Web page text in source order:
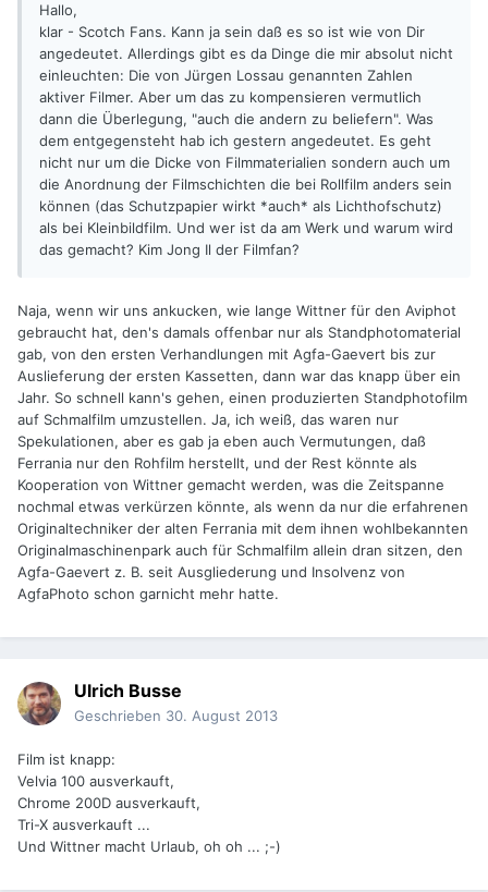
Hallo,
klar - Scotch Fans. Kann ja sein daß es so ist wie von Dir
angedeutet. Allerdings gibt es da Dinge die mir absolut nicht
einleuchten: Die von Jürgen Lossau genannten Zahlen
aktiver Filmer. Aber um das zu kompensieren vermutlich
dann die Überlegung, "auch die andern zu beliefern". Was
dem entgegensteht hab ich gestern angedeutet. Es geht
nicht nur um die Dicke von Filmmaterialien sondern auch um
die Anordnung der Filmschichten die bei Rollfilm anders sein
können (das Schutzpapier wirkt *auch* als Lichthofschutz)
als bei Kleinbildfilm. Und wer ist da am Werk und warum wird
das gemacht? Kim Jong Il der Filmfan?
Naja, wenn wir uns ankucken, wie lange Wittner für den Aviphot
gebraucht hat, den's damals offenbar nur als Standphotomaterial
gab, von den ersten Verhandlungen mit Agfa-Gaevert bis zur
Auslieferung der ersten Kassetten, dann war das knapp über ein
Jahr. So schnell kann's gehen, einen produzierten Standphotofilm
auf Schmalfilm umzustellen. Ja, ich weiß, das waren nur
Spekulationen, aber es gab ja eben auch Vermutungen, daß
Ferrania nur den Rohfilm herstellt, und der Rest könnte als
Kooperation von Wittner gemacht werden, was die Zeitspanne
nochmal etwas verkürzen könnte, als wenn da nur die erfahrenen
Originaltechniker der alten Ferrania mit dem ihnen wohlbekannten
Originalmaschinenpark auch für Schmalfilm allein dran sitzen, den
Agfa-Gaevert z. B. seit Ausgliederung und Insolvenz von
AgfaPhoto schon garnicht mehr hatte.
Ulrich Busse
Geschrieben 30. August 2013
Film ist knapp:
Velvia 100 ausverkauft,
Chrome 200D ausverkauft,
Tri-X ausverkauft ...
Und Wittner macht Urlaub, oh oh ... ;-)